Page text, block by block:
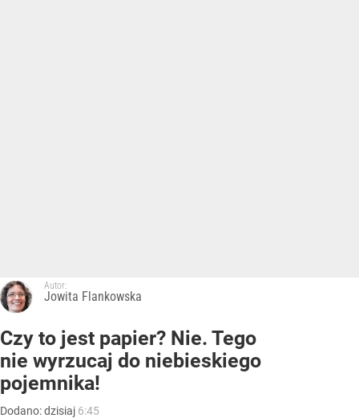
Autor:
Jowita Flankowska
Czy to jest papier? Nie. Tego
nie wyrzucaj do niebieskiego
pojemnika!
Dodano:dzisiaj 6:45